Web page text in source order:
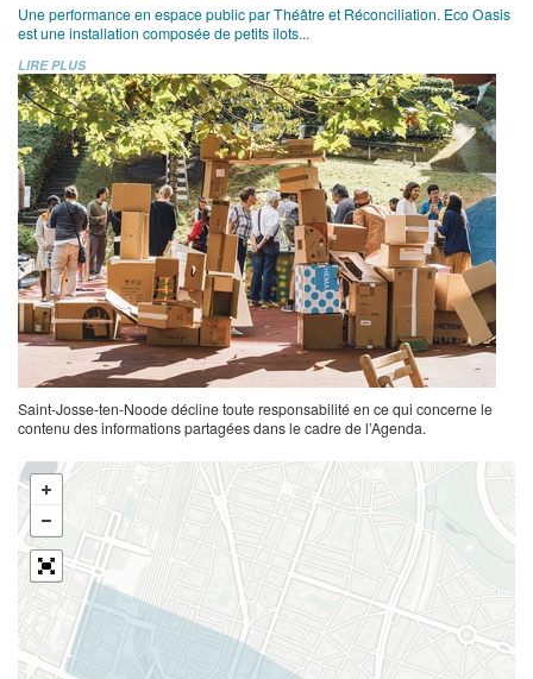
Une performance en espace public par Théâtre et Réconciliation. Eco Oasis
est une installation composée de petits îlots...
LIRE PLUS
Saint-Josse-ten-Noode décline toute responsabilité en ce qui concerne le
contenu des informations partagées dans le cadre de l’Agenda.